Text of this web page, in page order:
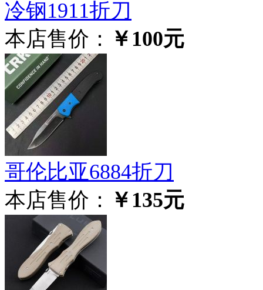
冷钢1911折刀
本店售价： ￥100元
哥伦比亚6884折刀
本店售价： ￥135元